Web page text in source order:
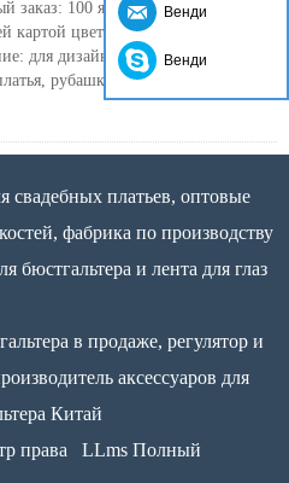
заказ: 100 ярдов
картой цвета
для дизайна от кутюр,
рубашки.
свадебных платьев, оптовые
фабрика по производству
бюстгальтера и лента для глаз
в продаже, регулятор и
аксессуаров для
Китай
права LLms Полный
Венди
Венди